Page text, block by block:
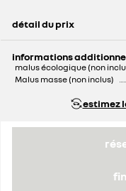
détail du prix
informations
malus écologique (non
Malus masse (non inclus)
estimez